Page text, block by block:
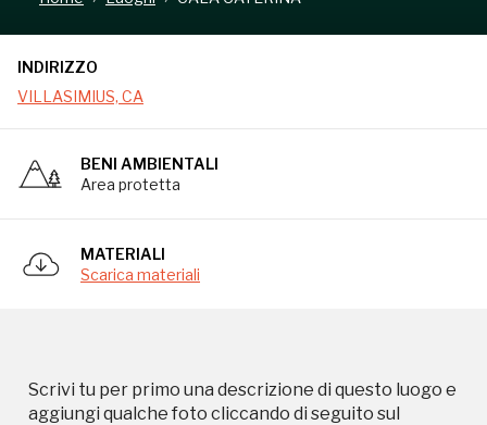
INDIRIZZO
VILLASIMIUS, CA
BENI AMBIENTALI
Area protetta
MATERIALI
Scarica materiali
Scrivi tu per primo una descrizione di questo luogo e
aggiungi qualche foto cliccando di seguito sul
Storico campagne in questo